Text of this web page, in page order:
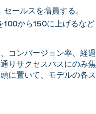
ールスを増員する。
100から150に上げるなど
コンバージョン率、経過
りサクセスパスにのみ焦
に置いて、モデルの各ス